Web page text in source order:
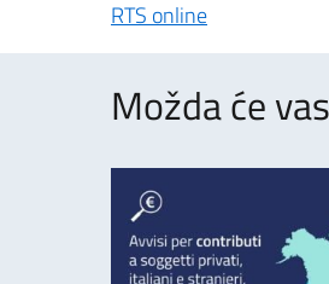
RTS online
Možda će